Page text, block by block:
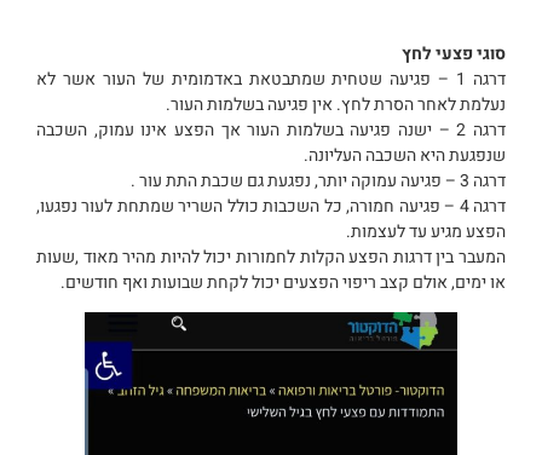
סוגי פצעי לחץ
דרגה 1 – פגיעה שטחית שמתבטאת באדמומית של העור אשר לא
נעלמת לאחר הסרת לחץ. אין פגיעה בשלמות העור.
דרגה 2 – ישנה פגיעה בשלמות העור אך הפצע אינו עמוק, השכבה
שנפגעת היא השכבה העליונה.
דרגה 3 – פגיעה עמוקה יותר, נפגעת גם שכבת התת עור .
דרגה 4 – פגיעה חמורה, כל השכבות כולל השריר שמתחת לעור נפגעו,
הפצע מגיע עד לעצמות.
המעבר בין דרגות הפצע הקלות לחמורות יכול להיות מהיר מאוד ,שעות
או ימים, אולם קצב ריפוי הפצעים יכול לקחת שבועות ואף חודשים.